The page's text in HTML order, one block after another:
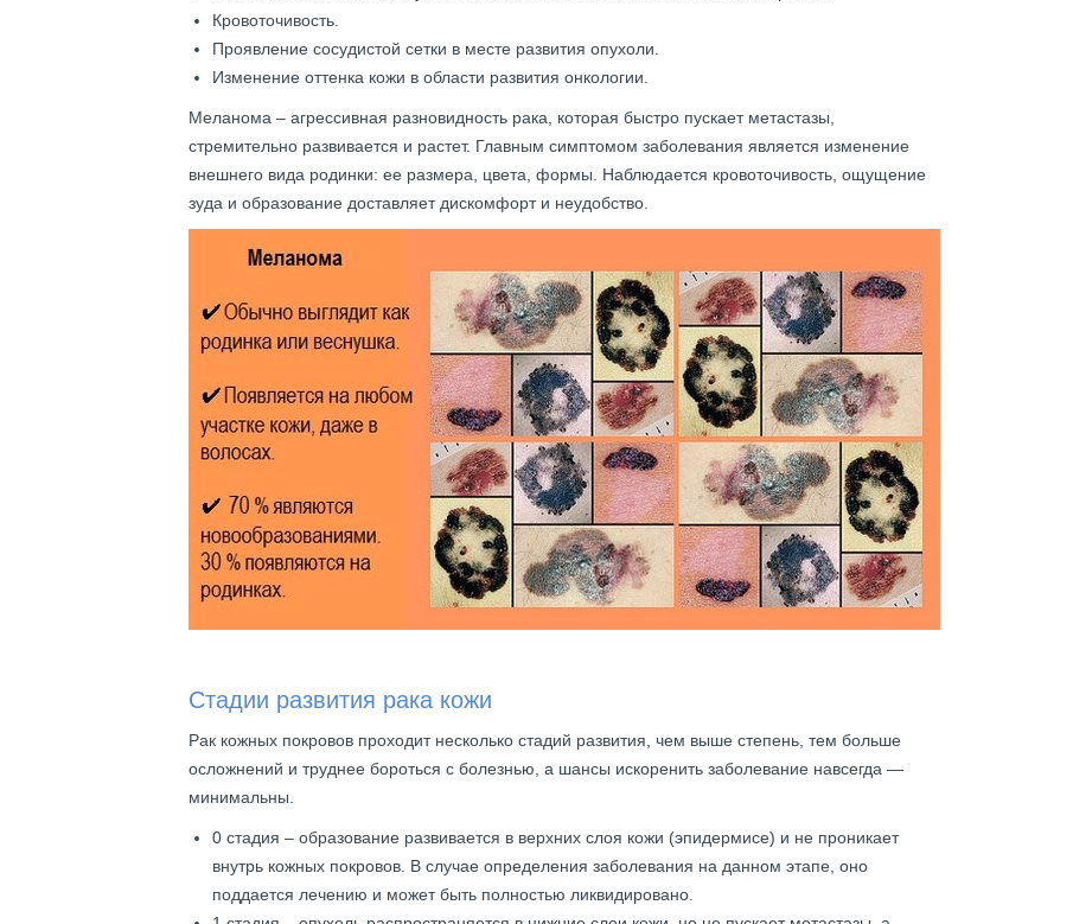
Кровоточивость.
Проявление сосудистой сетки в месте развития опухоли.
Изменение оттенка кожи в области развития онкологии.
Меланома – агрессивная разновидность рака, которая быстро пускает метастазы,
стремительно развивается и растет. Главным симптомом заболевания является изменение
внешнего вида родинки: ее размера, цвета, формы. Наблюдается кровоточивость, ощущение
зуда и образование доставляет дискомфорт и неудобство.
Стадии развития рака кожи
Рак кожных покровов проходит несколько стадий развития, чем выше степень, тем больше
осложнений и труднее бороться с болезнью, а шансы искоренить заболевание навсегда —
минимальны.
0 стадия – образование развивается в верхних слоя кожи (эпидермисе) и не проникает
внутрь кожных покровов. В случае определения заболевания на данном этапе, оно
поддается лечению и может быть полностью ликвидировано.